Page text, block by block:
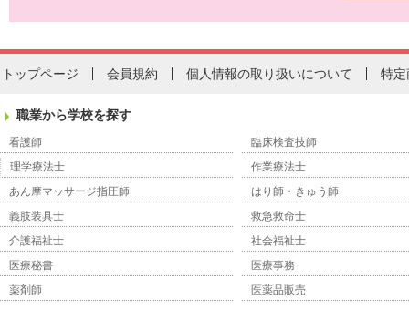
トップページ 会員規約 個人情報の取り扱いについて 特定
職業から学校を探す
看護師
臨床検査技師
理学療法士
作業療法士
あん摩マッサージ指圧師
はり師・きゅう師
義肢装具士
救急救命士
介護福祉士
社会福祉士
医療秘書
医療事務
薬剤師
医薬品販売